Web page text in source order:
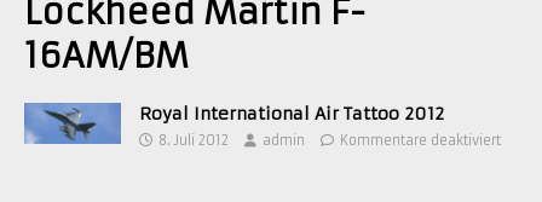
Lockheed Martin F-
16AM/BM
Royal International Air Tattoo 2012
8. Juli 2012 admin Kommentare deaktiviert